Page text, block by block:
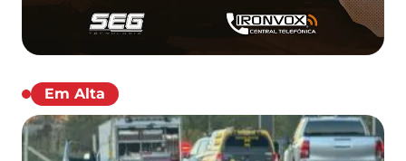
Em Alta